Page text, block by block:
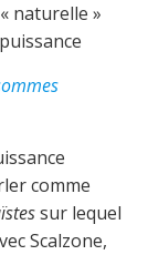
naturelle »
comme
sur lequel
Scalzone,